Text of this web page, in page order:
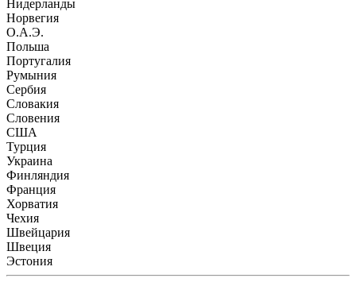
Нидерланды
Норвегия
О.А.Э.
Польша
Португалия
Румыния
Сербия
Словакия
Словения
США
Турция
Украина
Финляндия
Франция
Хорватия
Чехия
Швейцария
Швеция
Эстония